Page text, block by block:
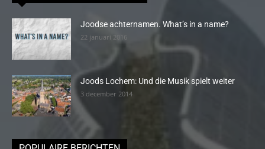
Joodse achternamen. What’s in a name?
22 januari 2016
Joods Lochem: Und die Musik spielt weiter
3 december 2014